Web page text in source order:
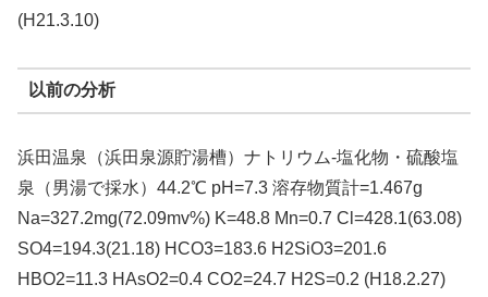
(H21.3.10)
以前の分析
浜田温泉（浜田泉源貯湯槽）ナトリウム-塩化物・硫酸塩
泉（男湯で採水）44.2℃ pH=7.3 溶存物質計=1.467g
Na=327.2mg(72.09mv%) K=48.8 Mn=0.7 Cl=428.1(63.08)
SO4=194.3(21.18) HCO3=183.6 H2SiO3=201.6
HBO2=11.3 HAsO2=0.4 CO2=24.7 H2S=0.2 (H18.2.27)